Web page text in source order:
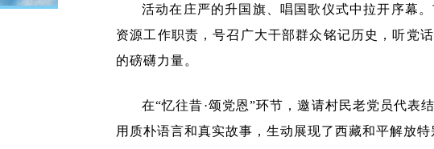
活动在庄严的升国旗、唱国歌仪式中拉开序幕
资源工作职责，号召广大干部群众铭记历史，听党
的磅礴力量。
在“忆往昔·颂党恩”环节，邀请村民老党员代表
用质朴语言和真实故事，生动展现了西藏和平解放